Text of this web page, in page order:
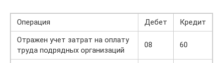
Операция Дебет
Кредит
Отражен учет затрат на оплату
труда подрядных организаций
08 60